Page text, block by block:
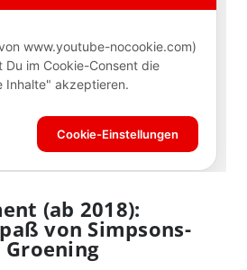
(ab 2018):
von Simpsons-